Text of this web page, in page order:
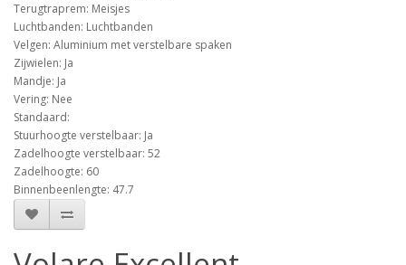
Terugtraprem: Meisjes
Luchtbanden: Luchtbanden
Velgen: Aluminium met verstelbare spaken
Zijwielen: Ja
Mandje: Ja
Vering: Nee
Standaard:
Stuurhoogte verstelbaar: Ja
Zadelhoogte verstelbaar: 52
Zadelhoogte: 60
Binnenbeenlengte: 47.7